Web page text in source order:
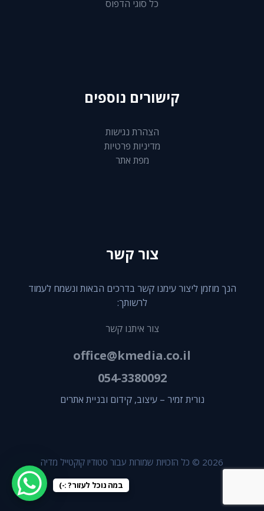
כל סוגי הדפוס
קישורים נוספים
הצהרת נגישות
מדיניות פרטיות
מפת אתר
צור קשר
הנך מוזמן ליצור עימנו קשר בדרכים הבאות ונשמח לעמוד
לרשותך:
צור איתנו קשר
office@kmedia.co.il
054-3380092
נורית זמיר – עיצוב, קידום ובניית אתרים
2026 © כל הזכויות שמורות עבור סטודיו קוקטייל מדיה
במה נוכל לעזור? :-)